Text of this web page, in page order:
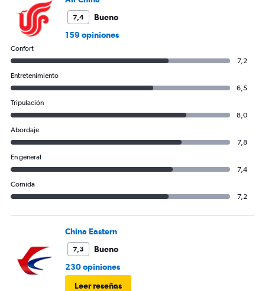
7,4
Bueno
159 opiniones
Confort
7,2
Entretenimiento
6,5
Tripulación
8,0
Abordaje
7,8
En general
7,4
Comida
7,2
China Eastern
7,3
Bueno
230 opiniones
Leer reseñas